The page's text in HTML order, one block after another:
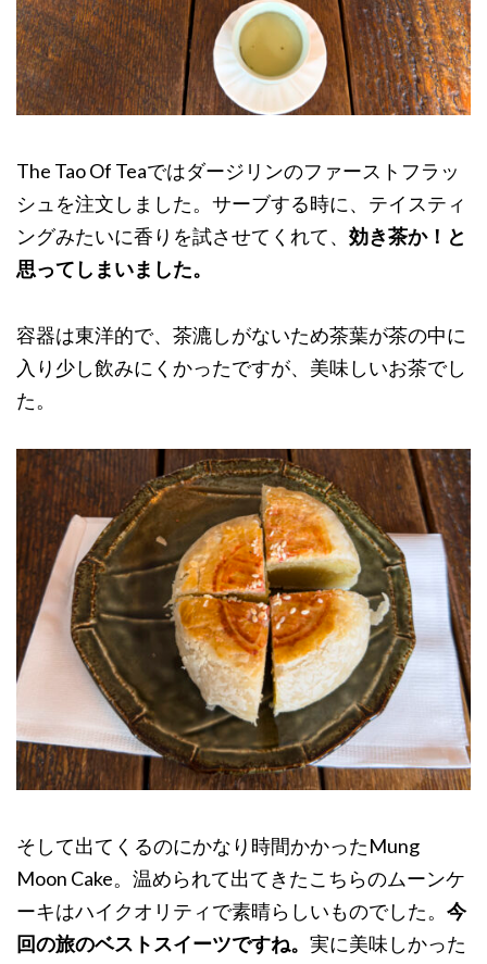
The Tao Of Teaではダージリンのファーストフラッ
シュを注文しました。サーブする時に、テイスティ
ングみたいに香りを試させてくれて、 効き茶か！と
思ってしまいました。
容器は東洋的で、茶漉しがないため茶葉が茶の中に
入り少し飲みにくかったですが、美味しいお茶でし
た。
そして出てくるのにかなり時間かかったMung
Moon Cake。温められて出てきたこちらのムーンケ
ーキはハイクオリティで素晴らしいものでした。 今
回の旅のベストスイーツですね。 実に美味しかった